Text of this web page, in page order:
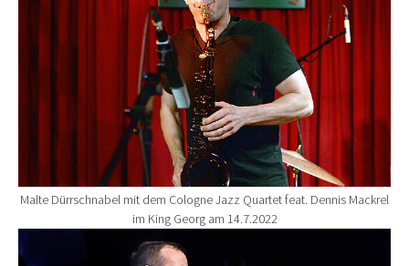
Malte Dürrschnabel mit dem Cologne Jazz Quartet feat. Dennis Mackrel
im King Georg am 14.7.2022
Show larger version for: